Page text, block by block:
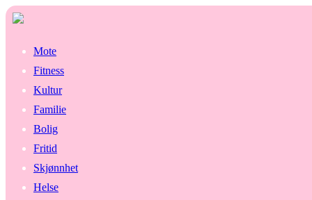
Mote
Fitness
Kultur
Familie
Bolig
Fritid
Skjønnhet
Helse